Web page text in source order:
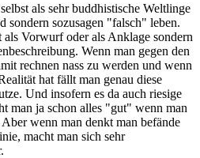
als sehr buddhistische Weltlinge
sondern sozusagen "falsch" leben.
Vorwurf oder als Anklage sondern
Wenn man gegen den
rechnen nass zu werden und wenn
hat fällt man genau diese
Und insofern es da auch riesige
man ja schon alles "gut" wenn man
wenn man denkt man befände
macht man sich sehr